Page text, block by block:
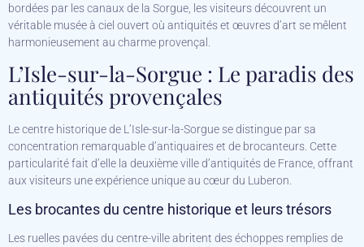
bordées par les canaux de la Sorgue, les visiteurs découvrent un
véritable musée à ciel ouvert où antiquités et œuvres d’art se mêlent
harmonieusement au charme provençal.
L’Isle-sur-la-Sorgue : Le paradis des
antiquités provençales
Le centre historique de L’Isle-sur-la-Sorgue se distingue par sa
concentration remarquable d’antiquaires et de brocanteurs. Cette
particularité fait d’elle la deuxième ville d’antiquités de France, offrant
aux visiteurs une expérience unique au cœur du Luberon.
Les brocantes du centre historique et leurs trésors
Les ruelles pavées du centre-ville abritent des échoppes remplies de